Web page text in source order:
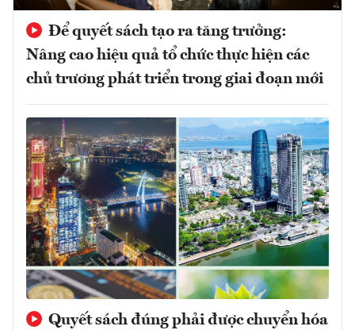
Để quyết sách tạo ra tăng trưởng:
Nâng cao hiệu quả tổ chức thực hiện các
chủ trương phát triển trong giai đoạn mới
Quyết sách đúng phải được chuyển hóa